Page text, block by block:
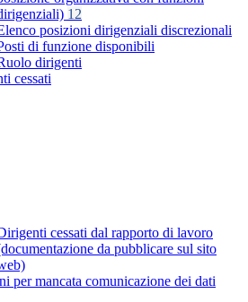
12
posizioni dirigenziali discrezionali
di funzione disponibili
dirigenti
cessati
cessati dal rapporto di lavoro
da pubblicare sul sito
per mancata comunicazione dei dati